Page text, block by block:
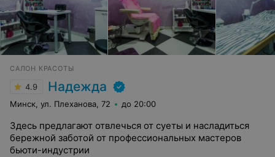
САЛОН КРАСОТЫ
4.9 Надежда
Минск, ул. Плеханова, 72 до 20:00
Здесь предлагают отвлечься от суеты и насладиться
бережной заботой от профессиональных мастеров
бьюти-индустрии